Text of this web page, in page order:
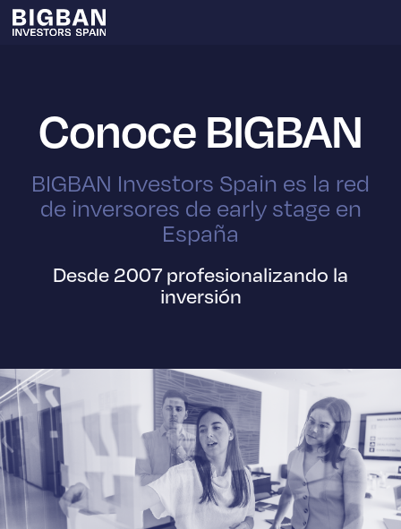
Conoce BIGBAN
BIGBAN Investors Spain es la red
de inversores de early stage en
España
Desde 2007 profesionalizando la
inversión